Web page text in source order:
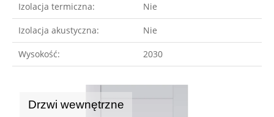
Izolacja termiczna: Nie
Izolacja akustyczna: Nie
Wysokość: 2030
Drzwi wewnętrzne